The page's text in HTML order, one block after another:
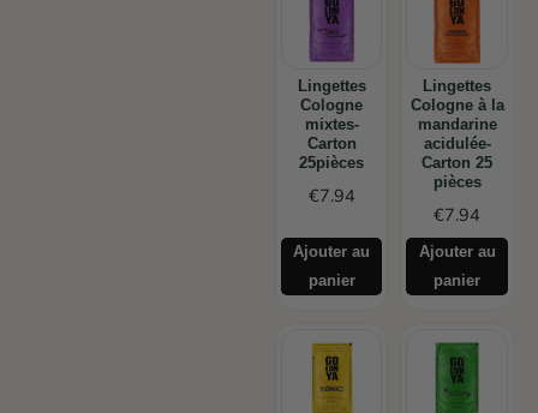
Lingettes
Cologne
mixtes-
Carton
25pièces
€7.94
Ajouter au
panier
Lingettes
Cologne à la
mandarine
acidulée-
Carton 25
pièces
€7.94
Ajouter au
panier